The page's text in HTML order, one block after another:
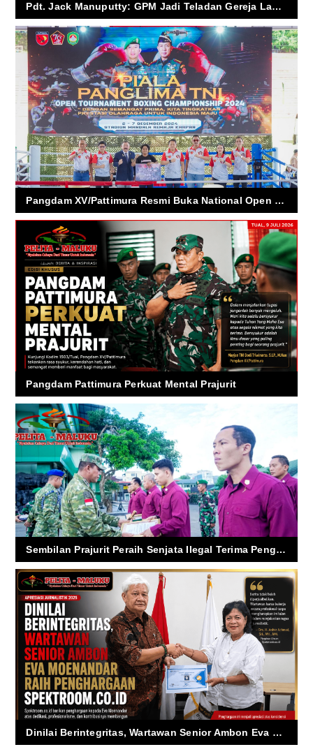
Pdt. Jack Manuputty: GPM Jadi Teladan Gereja Laut Pulau dan Penggerak Perdamaian
Pangdam XV/Pattimura Resmi Buka National Open Tournament Tinju Piala Panglima TNI di Ambon
Pangdam Pattimura Perkuat Mental Prajurit
Sembilan Prajurit Peraih Senjata Ilegal Terima Penghargaan, Pangdam: Jadilah Inspirasi Bagi yang Lain
Dinilai Berintegritas, Wartawan Senior Ambon Eva Moenandar Raih Penghargaan Spektroom.co.id